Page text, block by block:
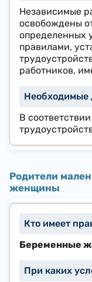
Независимые
освобождены
определенных
правилами,
работников,
В
Родители
женщины
Беременные